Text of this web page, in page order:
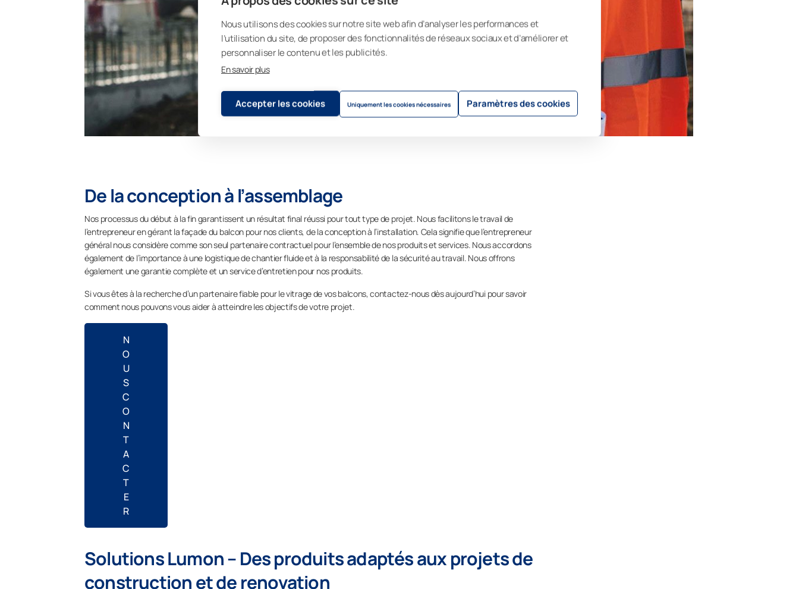
Nous utilisons des cookies sur notre site web afin d’analyser les performances et
l’utilisation du site, de proposer des fonctionnalités de réseaux sociaux et d’améliorer et
personnaliser le contenu et les publicités.
En savoir plus
Accepter les cookies Uniquement les cookies nécessaires Paramètres des cookies
De la conception à l’assemblage
Nos processus du début à la fin garantissent un résultat final réussi pour tout type de projet. Nous facilitons le travail de
l’entrepreneur en gérant la façade du balcon pour nos clients, de la conception à l’installation. Cela signifie que l’entrepreneur
général nous considère comme son seul partenaire contractuel pour l’ensemble de nos produits et services. Nous accordons
également de l’importance à une logistique de chantier fluide et à la responsabilité de la sécurité au travail. Nous offrons
également une garantie complète et un service d’entretien pour nos produits.
Si vous êtes à la recherche d’un partenaire fiable pour le vitrage de vos balcons, contactez-nous dès aujourd’hui pour savoir
comment nous pouvons vous aider à atteindre les objectifs de votre projet.
N
O
U
S
C
O
N
T
A
C
T
E
R
Solutions Lumon – Des produits adaptés aux projets de
construction et de renovation